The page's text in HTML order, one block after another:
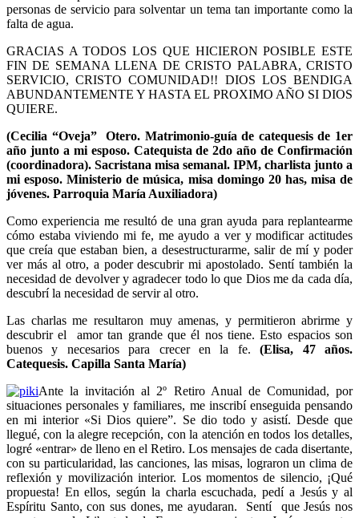
personas de servicio para solventar un tema tan importante como la
falta de agua.
GRACIAS A TODOS LOS QUE HICIERON POSIBLE ESTE
FIN DE SEMANA LLENA DE CRISTO PALABRA, CRISTO
SERVICIO, CRISTO COMUNIDAD!! DIOS LOS BENDIGA
ABUNDANTEMENTE Y HASTA EL PROXIMO AÑO SI DIOS
QUIERE.
(Cecilia “Oveja” Otero. Matrimonio-guía de catequesis de 1er
año junto a mi esposo. Catequista de 2do año de Confirmación
(coordinadora). Sacristana misa semanal. IPM, charlista junto a
mi esposo. Ministerio de música, misa domingo 20 has, misa de
jóvenes. Parroquia María Auxiliadora)
Como experiencia me resultó de una gran ayuda para replantearme
cómo estaba viviendo mi fe, me ayudo a ver y modificar actitudes
que creía que estaban bien, a desestructurarme, salir de mí y poder
ver más al otro, a poder descubrir mi apostolado. Sentí también la
necesidad de devolver y agradecer todo lo que Dios me da cada día,
descubrí la necesidad de servir al otro.
Las charlas me resultaron muy amenas, y permitieron abrirme y
descubrir el amor tan grande que él nos tiene. Esto espacios son
buenos y necesarios para crecer en la fe.(Elisa, 47 años.
Catequesis. Capilla Santa María)
Ante la invitación al 2º Retiro Anual de Comunidad, por
situaciones personales y familiares, me inscribí enseguida pensando
en mi interior «Si Dios quiere”. Se dio todo y asistí. Desde que
llegué, con la alegre recepción, con la atención en todos los detalles,
logré «entrar» de lleno en el Retiro. Los mensajes de cada disertante,
con su particularidad, las canciones, las misas, lograron un clima de
reflexión y movilización interior. Los momentos de silencio, ¡Qué
propuesta! En ellos, según la charla escuchada, pedí a Jesús y al
Espíritu Santo, con sus dones, me ayudaran. Sentí que Jesús nos